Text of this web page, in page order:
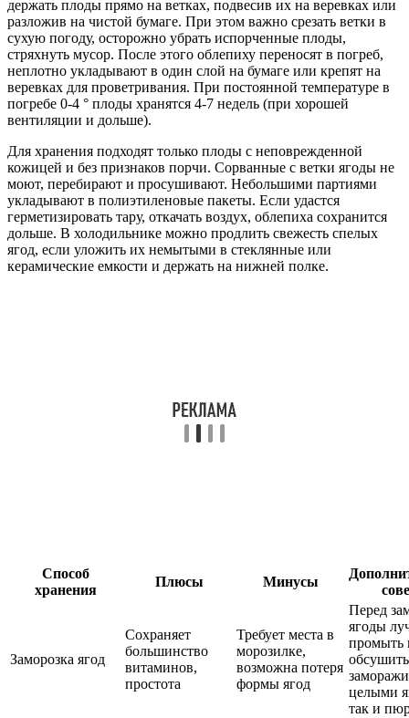
держать плоды прямо на ветках, подвесив их на веревках или
разложив на чистой бумаге. При этом важно срезать ветки в
сухую погоду, осторожно убрать испорченные плоды,
стряхнуть мусор. После этого облепиху переносят в погреб,
неплотно укладывают в один слой на бумаге или крепят на
веревках для проветривания. При постоянной температуре в
погребе 0-4 ° плоды хранятся 4-7 недель (при хорошей
вентиляции и дольше).
Для хранения подходят только плоды с неповрежденной
кожицей и без признаков порчи. Сорванные с ветки ягоды не
моют, перебирают и просушивают. Небольшими партиями
укладывают в полиэтиленовые пакеты. Если удастся
герметизировать тару, откачать воздух, облепиха сохранится
дольше. В холодильнике можно продлить свежесть спелых
ягод, если уложить их немытыми в стеклянные или
керамические емкости и держать на нижней полке.
Способ
хранения
Плюсы Минусы
Заморозка ягод
Сохраняет
большинство
витаминов,
простота
Требует места в
морозилке,
возможна потеря
формы ягод
Перед
ягоды
промыть
целыми
так и